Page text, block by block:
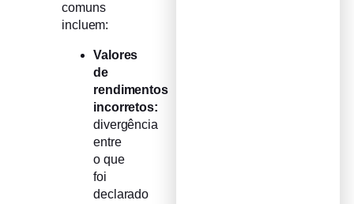
comuns
incluem:
Valores
de
rendimentos
incorretos:
divergência
entre
o que
foi
declarado